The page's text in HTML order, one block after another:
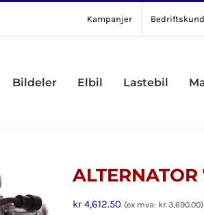
Kampanjer
Bildeler Elbil Lastebil
kr4,612.50 (ex mva: kr 3,690.00)